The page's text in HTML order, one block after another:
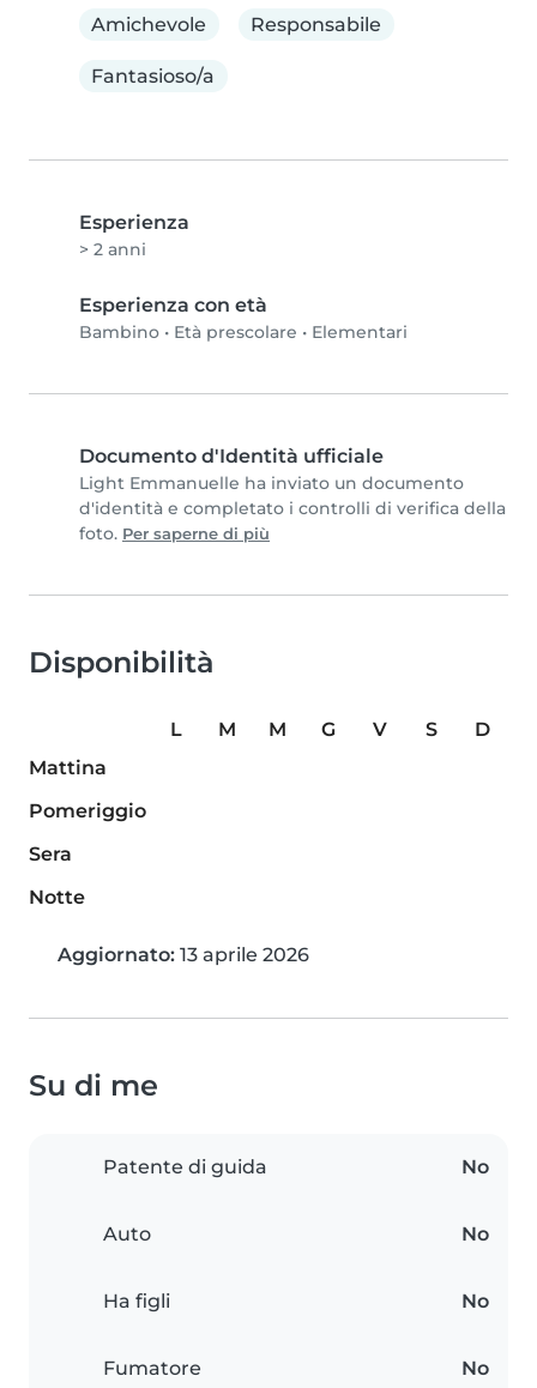
Amichevole
Responsabile
Fantasioso/a
Esperienza
> 2 anni
Esperienza con età
Bambino • Età prescolare • Elementari
Documento d'Identità ufficiale
Light Emmanuelle ha inviato un documento
d'identità e completato i controlli di verifica della
foto. Per saperne di più
Disponibilità
L M M G V S
D
Mattina
Pomeriggio
Sera
Notte
Aggiornato: 13 aprile 2026
Su di me
Patente di guida No
Auto No
Ha figli No
Fumatore No